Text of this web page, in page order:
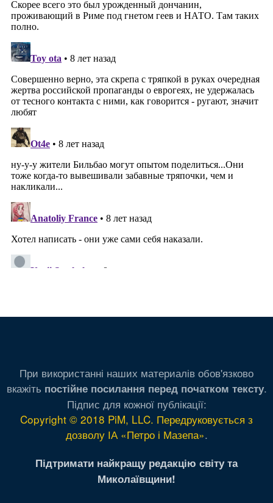
При використанні наших материалів обов'язково
вкажіть постійне посилання перед початком тексту.
Підпис для кожної публікації:
Copyright © 2018 PiM, LLC. Передруковується з
дозволу ІА «Петро і Мазепа».
Підтримати найкращу редакцію світу та
Миколаївщини!